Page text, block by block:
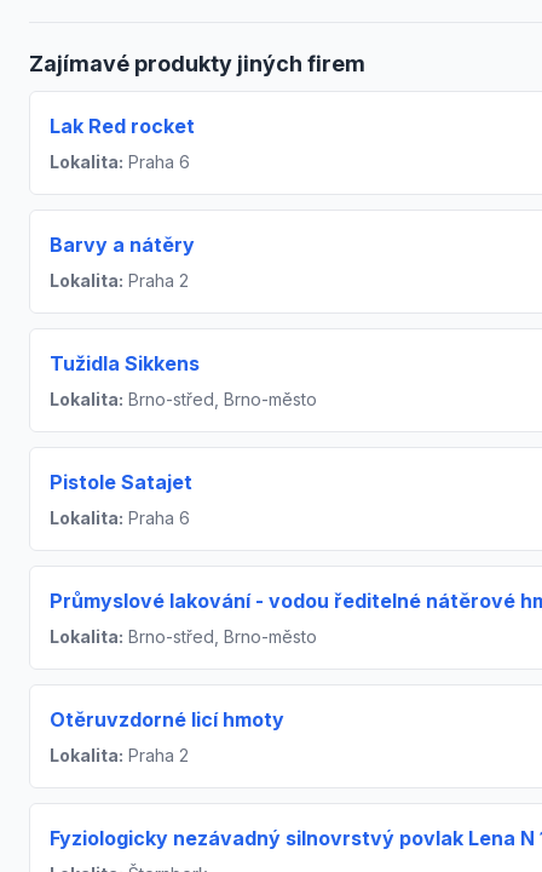
Zajímavé produkty jiných firem
Lak Red rocket
Lokalita: Praha 6
Barvy a nátěry
Lokalita: Praha 2
Tužidla Sikkens
Lokalita: Brno-střed, Brno-město
Pistole Satajet
Lokalita: Praha 6
Průmyslové lakování - vodou ředitelné nátěrové
Lokalita: Brno-střed, Brno-město
Otěruvzdorné licí hmoty
Lokalita: Praha 2
Fyziologicky nezávadný silnovrstvý povlak Lena N